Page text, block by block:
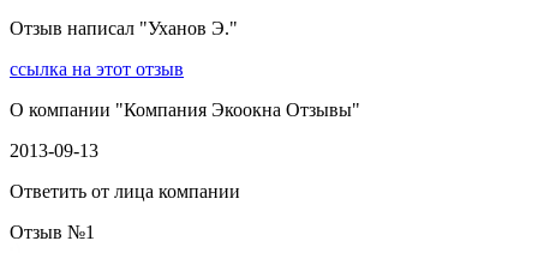
Отзыв написал "Уханов Э."
ссылка на этот отзыв
О компании "Компания Экоокна Отзывы"
2013-09-13
Ответить от лица компании
Отзыв №1